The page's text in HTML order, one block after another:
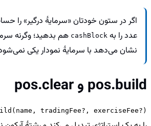
اگر در ستون خودتان «سرمایهٔ درگیر» را
عدد را به cashBlock هم بدهید؛ وگرنه
نشان می‌دهد با سرمایهٔ نمودار یکی
pos.build و pos.clear
tradingFee?, exerciseFee?)